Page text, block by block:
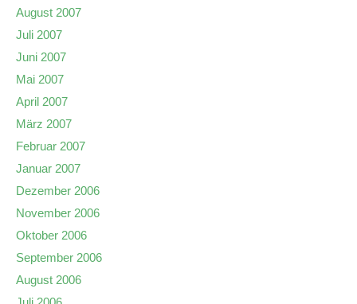
August 2007
Juli 2007
Juni 2007
Mai 2007
April 2007
März 2007
Februar 2007
Januar 2007
Dezember 2006
November 2006
Oktober 2006
September 2006
August 2006